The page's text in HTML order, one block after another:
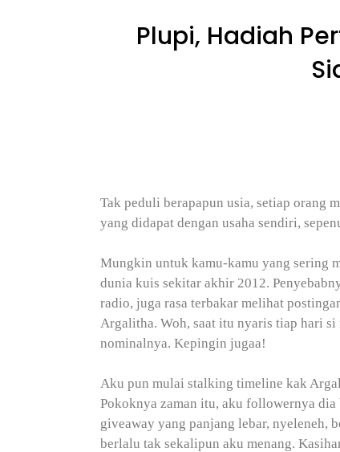
Plupi, Hadiah
Tak peduli berapapun usia, setiap orang
yang didapat dengan usaha sendiri,
Mungkin untuk kamu-kamu yang sering
dunia kuis sekitar akhir 2012.
radio, juga rasa terbakar melihat
Argalitha. Woh, saat itu nyaris tiap hari
nominalnya. Kepingin jugaa!
Aku pun mulai stalking timeline kak
Pokoknya zaman itu, aku followernya dia
giveaway yang panjang lebar, nyeleneh,
berlalu tak sekalipun aku menang.